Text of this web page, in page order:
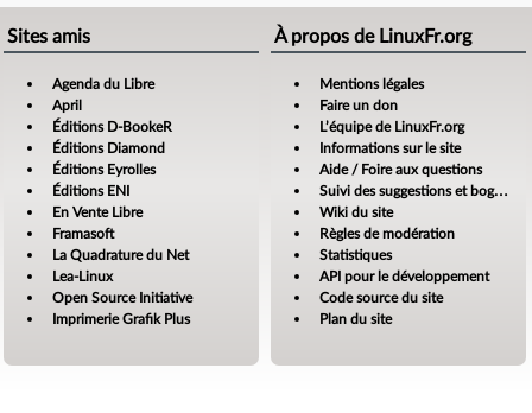
Sites amis
Agenda du Libre
April
Éditions D-BookeR
Éditions Diamond
Éditions Eyrolles
Éditions ENI
En Vente Libre
Framasoft
La Quadrature du Net
Lea-Linux
Open Source Initiative
Imprimerie Grafik Plus
À propos de LinuxFr.org
Mentions légales
Faire un don
L’équipe de LinuxFr.org
Informations sur le site
Aide / Foire aux questions
Suivi des suggestions et bogues
Wiki du site
Règles de modération
Statistiques
API pour le développement
Code source du site
Plan du site